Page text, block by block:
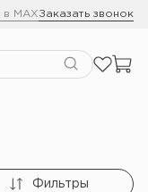
в MAXЗаказать звонок
Фильтры